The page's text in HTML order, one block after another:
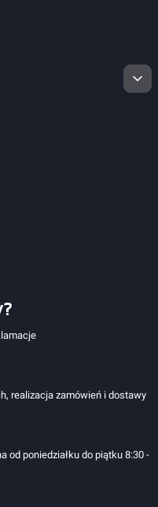
realizacja zamówień i dostawy
od poniedziałku do piątku 8:30 -